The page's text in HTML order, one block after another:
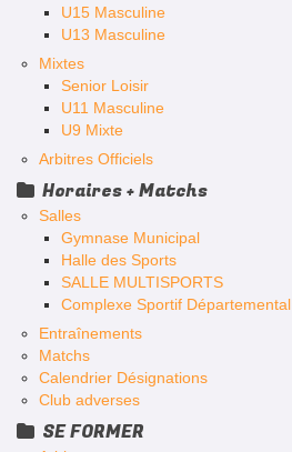
U15 Masculine
U13 Masculine
Mixtes
Senior Loisir
U11 Masculine
U9 Mixte
Arbitres Officiels
Horaires + Matchs
Salles
Gymnase Municipal
Halle des Sports
SALLE MULTISPORTS
Complexe Sportif Départemental
Entraînements
Matchs
Calendrier Désignations
Club adverses
SE FORMER